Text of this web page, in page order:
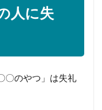
人に失
〇のやつ」は失礼